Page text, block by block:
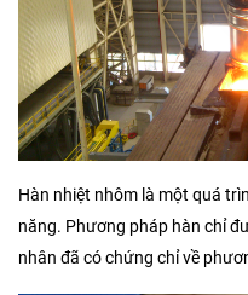
Hàn nhiệt nhôm là một quá
năng. Phương pháp hàn chỉ
nhân đã có chứng chỉ về